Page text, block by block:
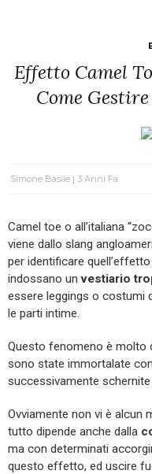
Effetto Camel
Come
Simone Basile 3 Anni Fa
Camel toe o all’italiana
viene dallo slang
per identificare
indossano unvestiario
essere leggings o costumi
le parti intime.
Questo fenomeno è molto
sono state immortalate
successivamente
Ovviamente non vi è alcun
tutto dipende anche dalla
ma con determinati
questo effetto, ed uscire